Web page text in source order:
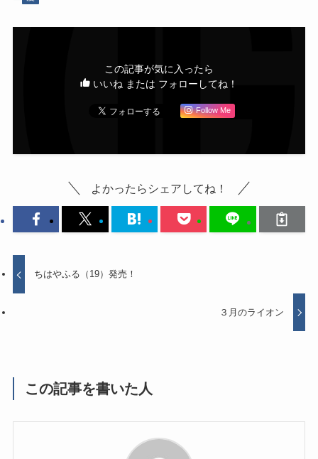
この記事が気に入ったら
いいね または フォローしてね！
Follow Me
よかったらシェアしてね！
ちはやふる（19）発売！
３月のライオン
この記事を書いた人